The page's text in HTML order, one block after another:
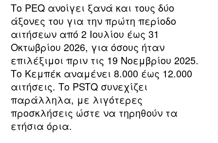
Το PEQ ανοίγει ξανά και τους δύο
άξονες του για την πρώτη περίοδο
αιτήσεων από 2 Ιουλίου έως 31
Οκτωβρίου 2026, για όσους ήταν
επιλέξιμοι πριν τις 19 Νοεμβρίου 2025.
Το Κεμπέκ αναμένει 8.000 έως 12.000
αιτήσεις. Το PSTQ συνεχίζει
παράλληλα, με λιγότερες
προσκλήσεις ώστε να τηρηθούν τα
ετήσια όρια.